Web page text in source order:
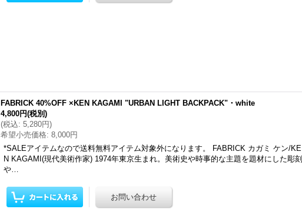
FABRICK 40%OFF ×KEN KAGAMI "URBAN LIGHT BACKPACK"・white
4,800円(税別)
(税込: 5,280円)
希望小売価格: 8,000円
*SALEアイテムなので送料無料アイテム対象外になります。 FABRICK カガミ ケン/KE
N KAGAMI(現代美術作家) 1974年東京生まれ。美術史や時事的な主題を題材にした彫刻
や…